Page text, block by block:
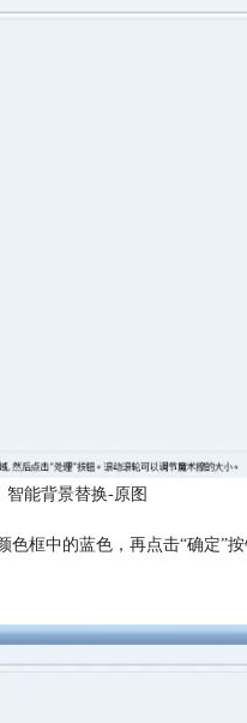
智能背景替换-原图
色框中的蓝色，再点击“确定”